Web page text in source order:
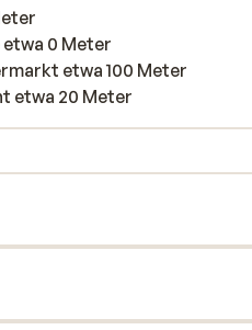
0 Meter
etwa 100 Meter
etwa 20 Meter